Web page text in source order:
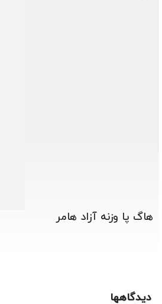
هاگ پا وزنه آزاد هامر
دیدگاهها